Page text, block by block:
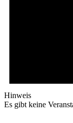
Hinweis
Es gibt keine